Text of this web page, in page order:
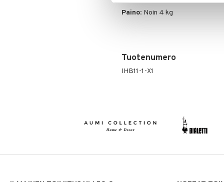
Paino: Noin 4 kg
Tuotenumero
IHB11-1-X1